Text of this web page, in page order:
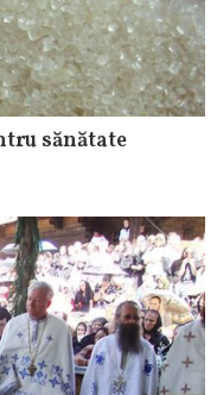
sănătate